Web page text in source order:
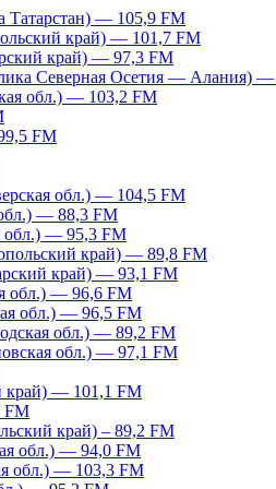
Татарстан) — 105,9 FM
край) — 101,7 FM
край) — 97,3 FM
Северная Осетия — Алания)
обл.) — 103,2 FM
FM
обл.) — 104,5 FM
— 88,3 FM
обл.) — 95,3 FM
край) — 89,8 FM
край) — 93,1 FM
обл.) — 96,6 FM
обл.) — 96,5 FM
обл.) — 89,2 FM
обл.) — 97,1 FM
край) — 101,1 FM
FM
край) – 89,2 FM
обл.) — 94,0 FM
обл.) — 103,3 FM